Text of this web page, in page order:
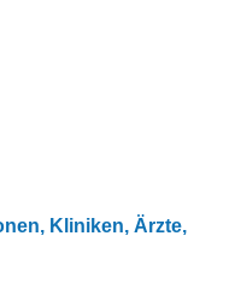
Kliniken, Ärzte,